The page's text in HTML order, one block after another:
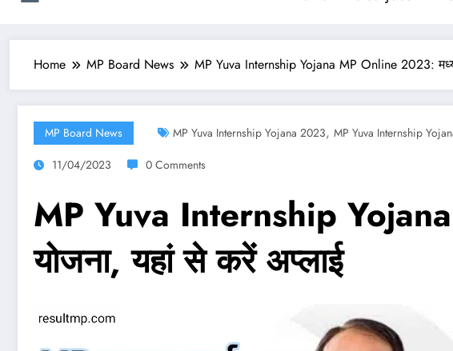
Home MP Board News MP Yuva Internship Yojana MP Online 2023:
MP Board News MP Yuva Internship Yojana 2023, MP Yuva Internship
11/04/2023
0 Comments
MP Yuva Internship Yojana
योजना, यहां से करें अप्लाई